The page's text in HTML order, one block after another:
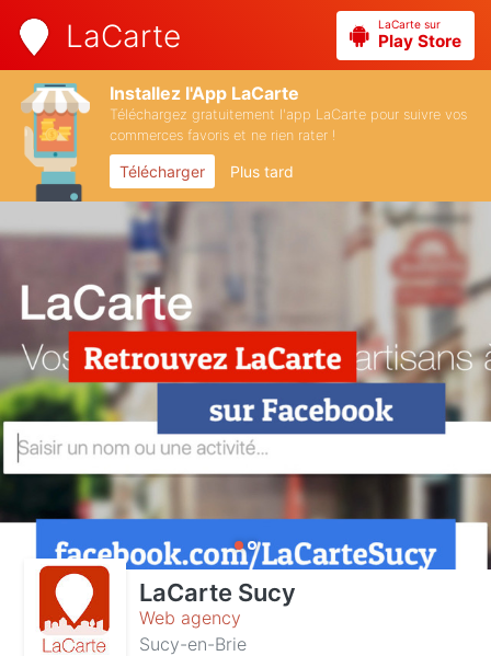
LaCarte LaCarte sur
Play Store
Installez l'App LaCarte
Téléchargez gratuitement l'app LaCarte pour suivre vos
commerces favoris et ne rien rater !
Télécharger Plus tard
LaCarte Sucy
Web agency
Sucy-en-Brie